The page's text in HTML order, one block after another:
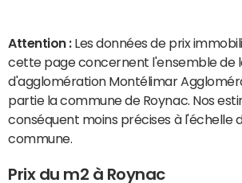
Attention : Les données de prix
cette page concernent l'ensemble de
d'agglomération Montélimar
partie la commune de Roynac. Nos
conséquent moins précises à l'échelle
commune.
Prix du m2 à Roynac